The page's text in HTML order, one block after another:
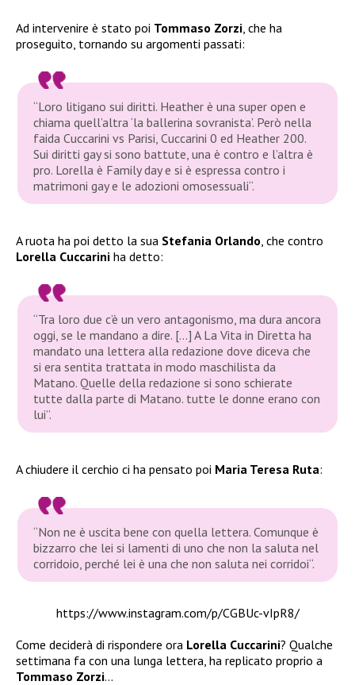
Ad intervenire è stato poi Tommaso Zorzi , che ha
proseguito, tornando su argomenti passati:
“Loro litigano sui diritti. Heather è una super open e
chiama quell’altra ‘la ballerina sovranista’. Però nella
faida Cuccarini vs Parisi, Cuccarini 0 ed Heather 200.
Sui diritti gay si sono battute, una è contro e l’altra è
pro. Lorella è Family day e si è espressa contro i
matrimoni gay e le adozioni omosessuali“.
A ruota ha poi detto la sua Stefania Orlando , che contro
Lorella Cuccarini ha detto:
“Tra loro due c’è un vero antagonismo, ma dura ancora
oggi, se le mandano a dire. […] A La Vita in Diretta ha
mandato una lettera alla redazione dove diceva che
si era sentita trattata in modo maschilista da
Matano. Quelle della redazione si sono schierate
tutte dalla parte di Matano. tutte le donne erano con
lui”.
A chiudere il cerchio ci ha pensato poi Maria Teresa Ruta:
“Non ne è uscita bene con quella lettera. Comunque è
bizzarro che lei si lamenti di uno che non la saluta nel
corridoio, perché lei è una che non saluta nei corridoi“.
https://www.instagram.com/p/CGBUc-vIpR8/
Come deciderà di rispondere ora Lorella Cuccarini? Qualche
settimana fa con una lunga lettera, ha replicato proprio a
Tommaso Zorzi…